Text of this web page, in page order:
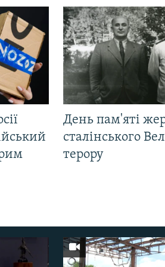
День пам'яті
сталінського
терору